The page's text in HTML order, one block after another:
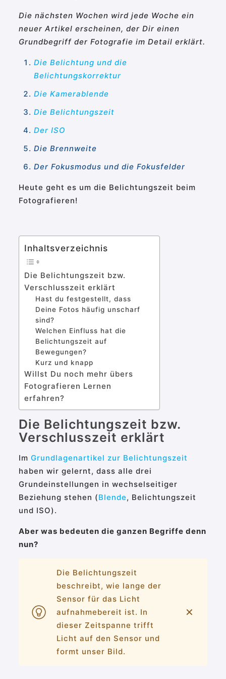
Die nächsten Wochen wird jede Woche ein
neuer Artikel erscheinen, der Dir einen
Grundbegriff der Fotografie im Detail erklärt.
Die Belichtung und die
Belichtungskorrektur
Die Kamerablende
Die Belichtungszeit
Der ISO
Die Brennweite
Der Fokusmodus und die Fokusfelder
Heute geht es um die Belichtungszeit beim
Fotografieren!
Inhaltsverzeichnis
Die Belichtungszeit bzw.
Verschlusszeit erklärt
Hast du festgestellt, dass
Deine Fotos häufig unscharf
sind?
Welchen Einfluss hat die
Belichtungszeit auf
Bewegungen?
Kurz und knapp
Willst Du noch mehr übers
Fotografieren Lernen
erfahren?
Die Belichtungszeit bzw.
Verschlusszeit erklärt
Im Grundlagenartikel zur Belichtungszeit
haben wir gelernt, dass alle drei
Grundeinstellungen in wechselseitiger
Beziehung stehen (Blende, Belichtungszeit
und ISO).
Aber was bedeuten die ganzen Begriffe denn
nun?
Die Belichtungszeit
beschreibt, wie lange der
Sensor für das Licht
aufnahmebereit ist. In
dieser Zeitspanne trifft
Licht auf den Sensor und
formt unser Bild.
✕